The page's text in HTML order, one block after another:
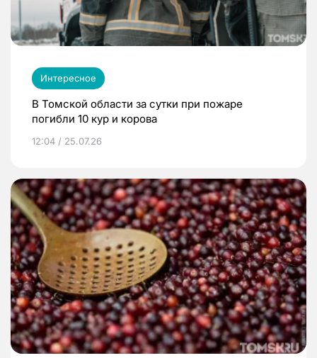
Интересное
В Томской области за сутки при пожаре
погибли 10 кур и корова
12:04 / 25.07.26